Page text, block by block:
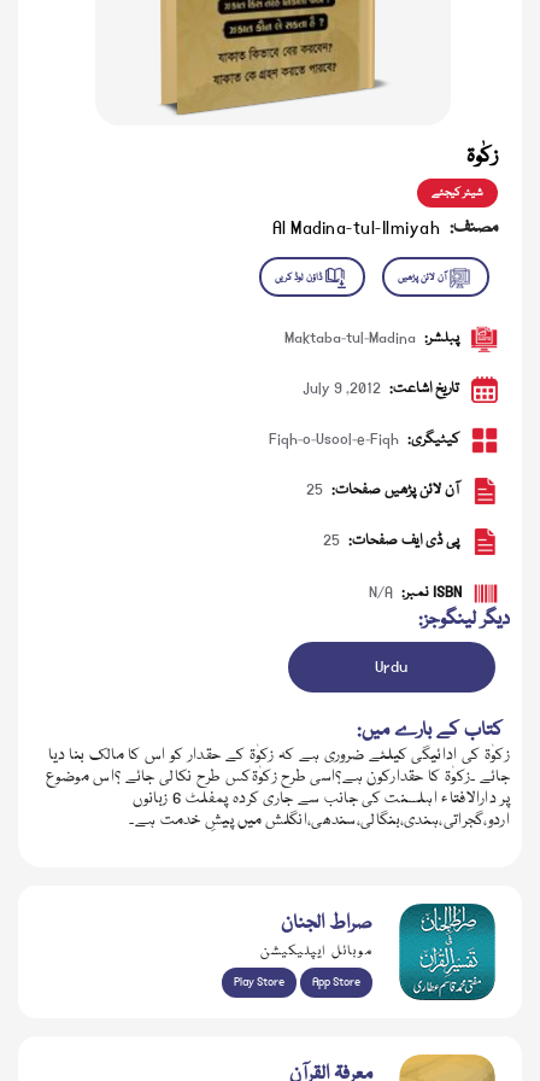
زکٰوۃ
شیئر کیجئے
مصنف: Al Madina-tul-Ilmiyah
پبلشر: Maktaba-tul-Madina
تاریخ اشاعت: July 9 ,2012
کیٹیگری: Fiqh-o-Usool-e-Fiqh
آن لائن پڑھیں صفحات: 25
پی ڈی ایف صفحات: 25
ISBN نمبر: N/A
دیگر لینگوجز:
Urdu
کتاب کے بارے میں:
زکوٰۃ کی ادائیگی کیلئے ضروری ہے کہ زکوٰۃ کے حقدار کو اس کا مالک بنا دیا
جائے ۔زکوٰۃ کا حقدارکون ہے؟اسی طرح زکوٰۃکس طرح نکالی جائے ؟اس موضوع
پر دارالافتاء اہلسنت کی جانب سے جاری کردہ پمفلٹ 6 زبانوں
اردو،گجراتی،ہندی،بنگالی،سندھی،انگلش میں پیشِ خدمت ہے۔
صراط الجنان
موبائل ایپلیکیشن
Play Store App Store
معرفۃ القرآن